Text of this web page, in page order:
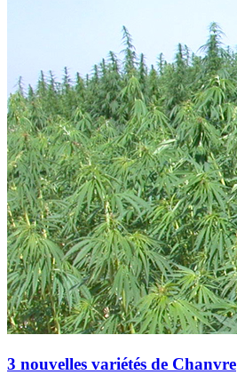
3 nouvelles variétés de Chanvre